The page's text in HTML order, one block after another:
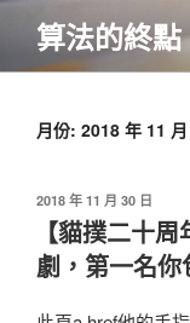
主
算法的終點
月份: 2018 年 11 月
發
2018 年 11 月 30 日
【貓撲二十
劇，第一名